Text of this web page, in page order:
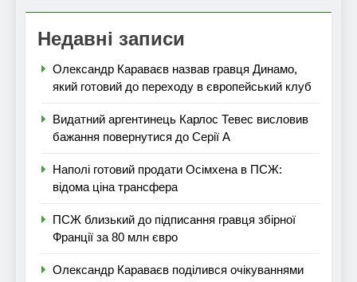
Недавні записи
Олександр Караваєв назвав гравця Динамо,
який готовий до переходу в європейський клуб
Видатний аргентинець Карлос Тевес висловив
бажання повернутися до Серії А
Наполі готовий продати Осімхена в ПСЖ:
відома ціна трансфера
ПСЖ близький до підписання гравця збірної
Франції за 80 млн євро
Олександр Караваєв поділився очікуваннями